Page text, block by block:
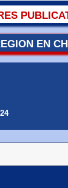
EN